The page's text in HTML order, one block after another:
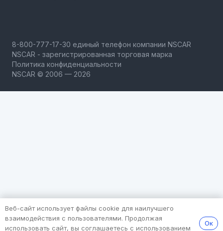
NSCAR - зарегистрированная торговая марка
Политика конфиденциальности
NSCAR © 2006 — 2026
Веб-сайт использует файлы cookie для наилучшего
взаимодействия с пользователями. Продолжая
использовать сайт, вы соглашаетесь с использованием
Ок